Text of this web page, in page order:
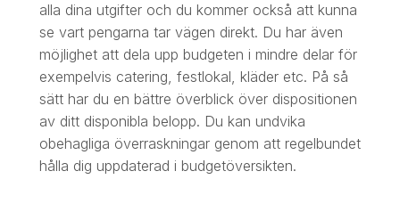
alla dina utgifter och du kommer också att kunna
se vart pengarna tar vägen direkt. Du har även
möjlighet att dela upp budgeten i mindre delar för
exempelvis catering, festlokal, kläder etc. På så
sätt har du en bättre överblick över dispositionen
av ditt disponibla belopp. Du kan undvika
obehagliga överraskningar genom att regelbundet
hålla dig uppdaterad i budgetöversikten.